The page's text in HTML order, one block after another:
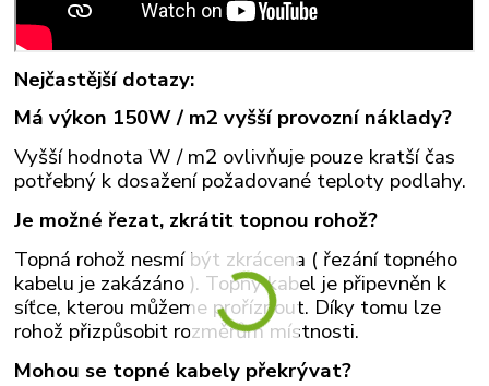
Nejčastější dotazy:
Má výkon 150W / m2 vyšší provozní náklady?
Vyšší hodnota W / m2 ovlivňuje pouze kratší čas
potřebný k dosažení požadované teploty podlahy.
Je možné řezat, zkrátit topnou rohož?
Topná rohož nesmí být zkrácena ( řezání topného
kabelu je zakázáno ). Topný kabel je připevněn k
síťce, kterou můžeme proříznout. Díky tomu lze
rohož přizpůsobit rozměrům místnosti.
Mohou se topné kabely překrývat?